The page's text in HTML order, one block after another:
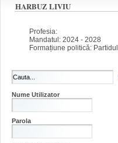
HARBUZ LIVIU
Profesia:
Mandatul: 2024 - 2028
Formațiune politică:
Nume Utilizator
Parola